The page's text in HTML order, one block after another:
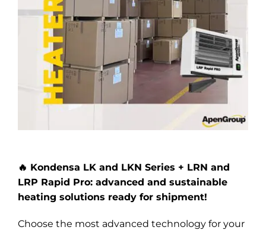
🔥 Kondensa LK and LKN Series + LRN and
LRP Rapid Pro: advanced and sustainable
heating solutions ready for shipment!
Choose the most advanced technology for your